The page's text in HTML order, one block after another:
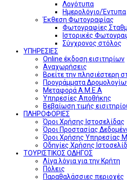
Λογότυπα
Ημερολόγιο/Έντυπα
Έκθεση Φωτογραφίας
Φωτογραφίες
Ιστορικές
Σύγχρονος στόλος
ΥΠΗΡΕΣΙΕΣ
Online έκδοση εισιτηρίων
Αναχωρήσεις
Βρείτε την πλησιέστερη
Προγράμματα
Μεταφορά Α.Μ.Ε.Α
Υπηρεσίες Αποθήκης
Βεβαίωση τιμής
ΠΛΗΡΟΦΟΡΙΕΣ
Όροι Χρήσης Ιστοσελίδας
Όροι Προστασίας
Όροι Χρήσης Υπηρεσίας
Οδηγίες Χρήσης
ΤΟΥΡΙΣΤΙΚΟΣ ΟΔΗΓΟΣ
Λίγα λόγια για την Κρήτη
Πόλεις
Παραθαλάσσιες περιοχές